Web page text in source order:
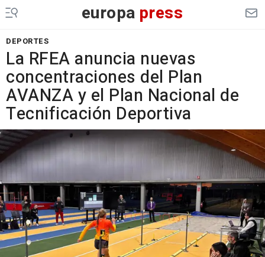
europa press
DEPORTES
La RFEA anuncia nuevas
concentraciones del Plan
AVANZA y el Plan Nacional de
Tecnificación Deportiva